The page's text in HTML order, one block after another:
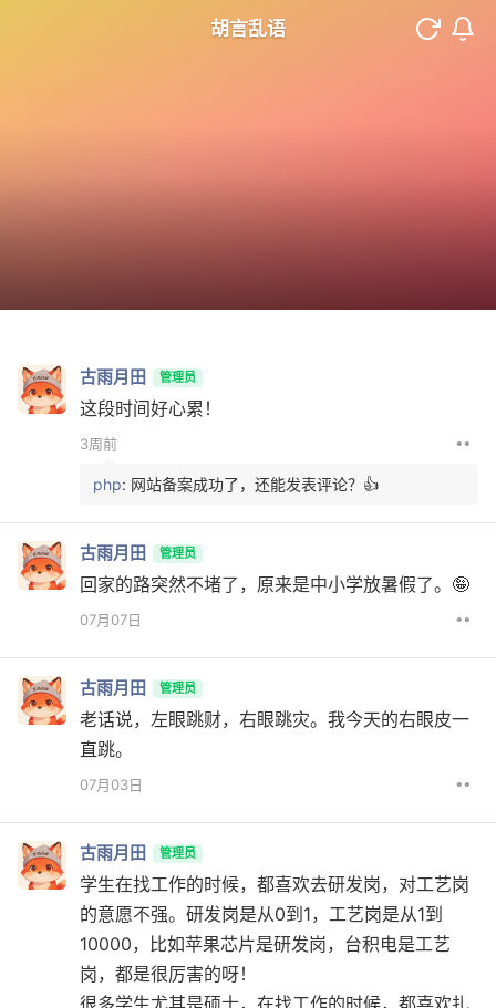
胡言乱语
古雨月田 管理员
这段时间好心累！
3周前 ••
php: 网站备案成功了，还能发表评论？👍
古雨月田 管理员
回家的路突然不堵了，原来是中小学放暑假了。🤪
07月07日 ••
古雨月田 管理员
老话说，左眼跳财，右眼跳灾。我今天的右眼皮一
直跳。
07月03日 ••
古雨月田 管理员
学生在找工作的时候，都喜欢去研发岗，对工艺岗
的意愿不强。研发岗是从0到1，工艺岗是从1到
10000，比如苹果芯片是研发岗，台积电是工艺
岗，都是很厉害的呀！
很多学生尤其是硕士，在找工作的时候，都喜欢扎